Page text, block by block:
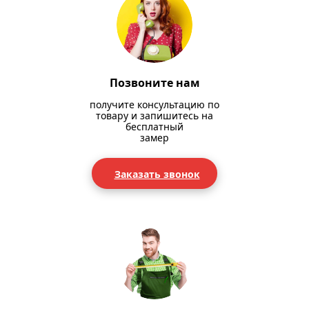
Позвоните нам
получите консультацию по
товару и запишитесь на
бесплатный
замер
Заказать звонок